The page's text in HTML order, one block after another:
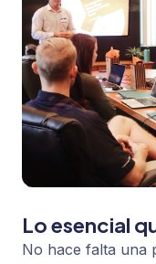
Lo esencial
No hace falta una